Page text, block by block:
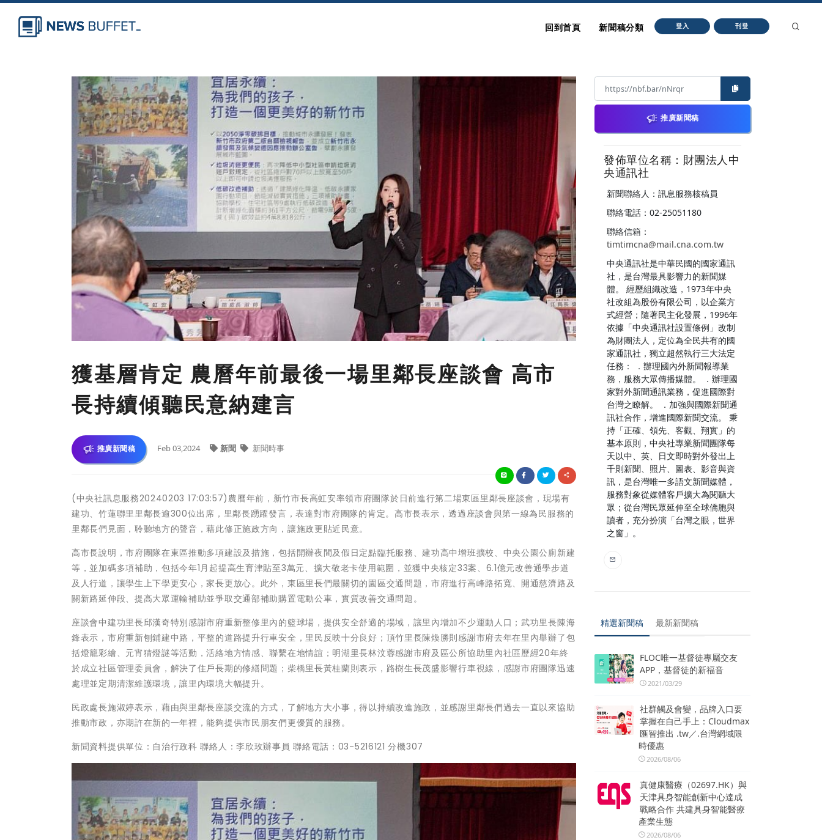
回到首頁 新聞稿分類 登入 刊登
獲基層肯定 農曆年前最後一場里鄰長座談會 高市
長持續傾聽民意納建言
推廣新聞稿 Feb 03,2024 新聞 新聞時事
(中央社訊息服務20240203 17:03:57)農曆年前，新竹市長高虹安率領市府團隊於日前進行第二場東區里鄰長座談會，現場有
建功、竹蓮聯里里鄰長逾300位出席，里鄰長踴躍發言，表達對市府團隊的肯定。高市長表示，透過座談會與第一線為民服務的
里鄰長們見面，聆聽地方的聲音，藉此修正施政方向，讓施政更貼近民意。
高市長說明，市府團隊在東區推動多項建設及措施，包括開辦夜間及假日定點臨托服務、建功高中增班擴校、中央公園公廁新建
等，並加碼多項補助，包括今年1月起提高生育津貼至3萬元、擴大敬老卡使用範圍，並獲中央核定33案、6.1億元改善通學步道
及人行道，讓學生上下學更安心，家長更放心。此外，東區里長們最關切的園區交通問題，市府進行高峰路拓寬、開通慈濟路及
關新路延伸段、提高大眾運輸補助並爭取交通部補助購置電動公車，實質改善交通問題。
座談會中建功里長邱漢奇特別感謝市府重新整修里內的籃球場，提供安全舒適的場域，讓里內增加不少運動人口；武功里長陳海
鋒表示，市府重新刨鋪建中路，平整的道路提升行車安全，里民反映十分良好；頂竹里長陳煥勝則感謝市府去年在里內舉辦了包
括燈籠彩繪、元宵猜燈謎等活動，活絡地方情感、聯繫在地情誼；明湖里長林汶蓉感謝市府及區公所協助里內社區歷經20年終
於成立社區管理委員會，解決了住戶長期的修繕問題；柴橋里長黃桂蘭則表示，路樹生長茂盛影響行車視線，感謝市府團隊迅速
處理並定期清潔維護環境，讓里內環境大幅提升。
民政處長施淑婷表示，藉由與里鄰長座談交流的方式，了解地方大小事，得以持續改進施政，並感謝里鄰長們過去一直以來協助
推動市政，亦期許在新的一年裡，能夠提供市民朋友們更優質的服務。
新聞資料提供單位：自治行政科 聯絡人：李欣玫辦事員 聯絡電話：03-5216121 分機307
推廣新聞稿
發佈單位名稱：財團法人中
央通訊社
新聞聯絡人：訊息服務核稿員
聯絡電話：02-25051180
聯絡信箱：
timtimcna@mail.cna.com.tw
中央通訊社是中華民國的國家通訊
社，是台灣最具影響力的新聞媒
體。 經歷組織改造，1973年中央
社改組為股份有限公司，以企業方
式經營；隨著民主化發展，1996年
依據「中央通訊社設置條例」改制
為財團法人，定位為全民共有的國
家通訊社，獨立超然執行三大法定
任務： ．辦理國內外新聞報導業
務，服務大眾傳播媒體。 ．辦理國
家對外新聞通訊業務，促進國際對
台灣之瞭解。 ．加強與國際新聞通
訊社合作，增進國際新聞交流。 秉
持「正確、領先、客觀、翔實」的
基本原則，中央社專業新聞團隊每
天以中、英、日文即時對外發出上
千則新聞、照片、圖表、影音與資
訊，是台灣唯一多語文新聞媒體，
服務對象從媒體客戶擴大為閱聽大
眾；從台灣民眾延伸至全球僑胞與
讀者，充分扮演「台灣之眼，世界
之窗」。
精選新聞稿 最新新聞稿
FLOC唯一基督徒專屬交友
APP，基督徒的新福音
2021/03/29
社群觸及會變，品牌入口要
掌握在自己手上：Cloudmax
匯智推出 .tw／.台灣網域限
時優惠
2026/08/06
真健康醫療（02697.HK）與
天津具身智能創新中心達成
戰略合作 共建具身智能醫療
產業生態
2026/08/06